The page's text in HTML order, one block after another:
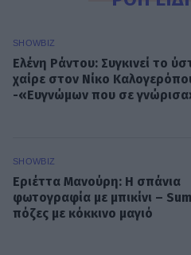
SHOWBIZ
Ελένη Ράντου: Συγκινεί το
χαίρε στον Νίκο
-«Ευγνώμων που σε
SHOWBIZ
Εριέττα Μανούρη: Η σπάνια
φωτογραφία με μπικίνι –
πόζες με κόκκινο μαγιό